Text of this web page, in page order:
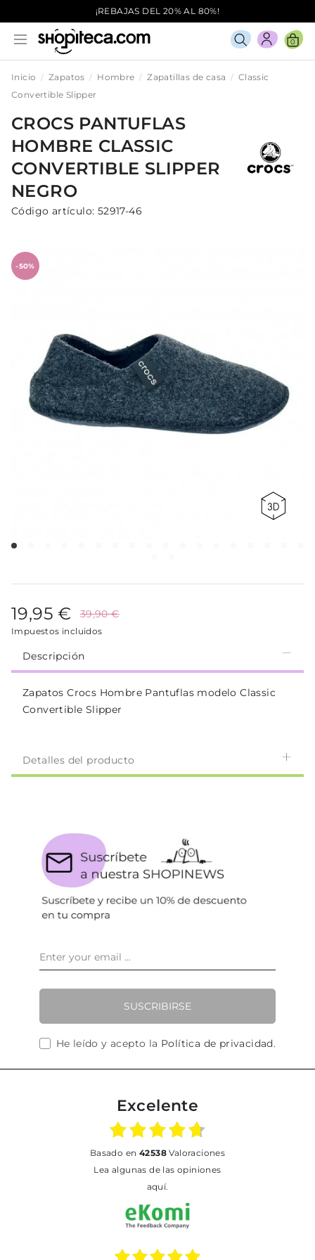
¡REBAJAS DEL 20% AL 80%!
0
Inicio Zapatos Hombre Zapatillas de casa
Classic
Convertible Slipper
CROCS PANTUFLAS
HOMBRE CLASSIC
CONVERTIBLE SLIPPER
NEGRO
Código artículo: 52917-46
-50%
19,95 € 39,90 €
Impuestos incluidos
Descripción
Zapatos Crocs Hombre Pantuflas modelo Classic
Convertible Slipper
Detalles del producto
SUSCRIBIRSE
He leído y acepto la Política de privacidad.
Excelente
basado en 42538Valoraciones
Lea algunas de las opiniones
aquí.